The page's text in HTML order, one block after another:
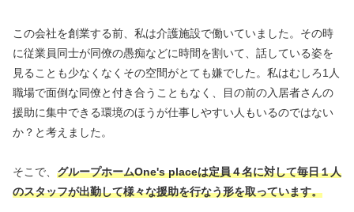
この会社を創業する前、私は介護施設で働いていました。その時
に従業員同士が同僚の愚痴などに時間を割いて、話している姿を
見ることも少なくなくその空間がとても嫌でした。私はむしろ1人
職場で面倒な同僚と付き合うこともなく、目の前の入居者さんの
援助に集中できる環境のほうが仕事しやすい人もいるのではない
か？と考えました。
そこで、 グループホームOne's placeは定員４名に対して毎日１人
のスタッフが出勤して様々な援助を行なう形を取っています。